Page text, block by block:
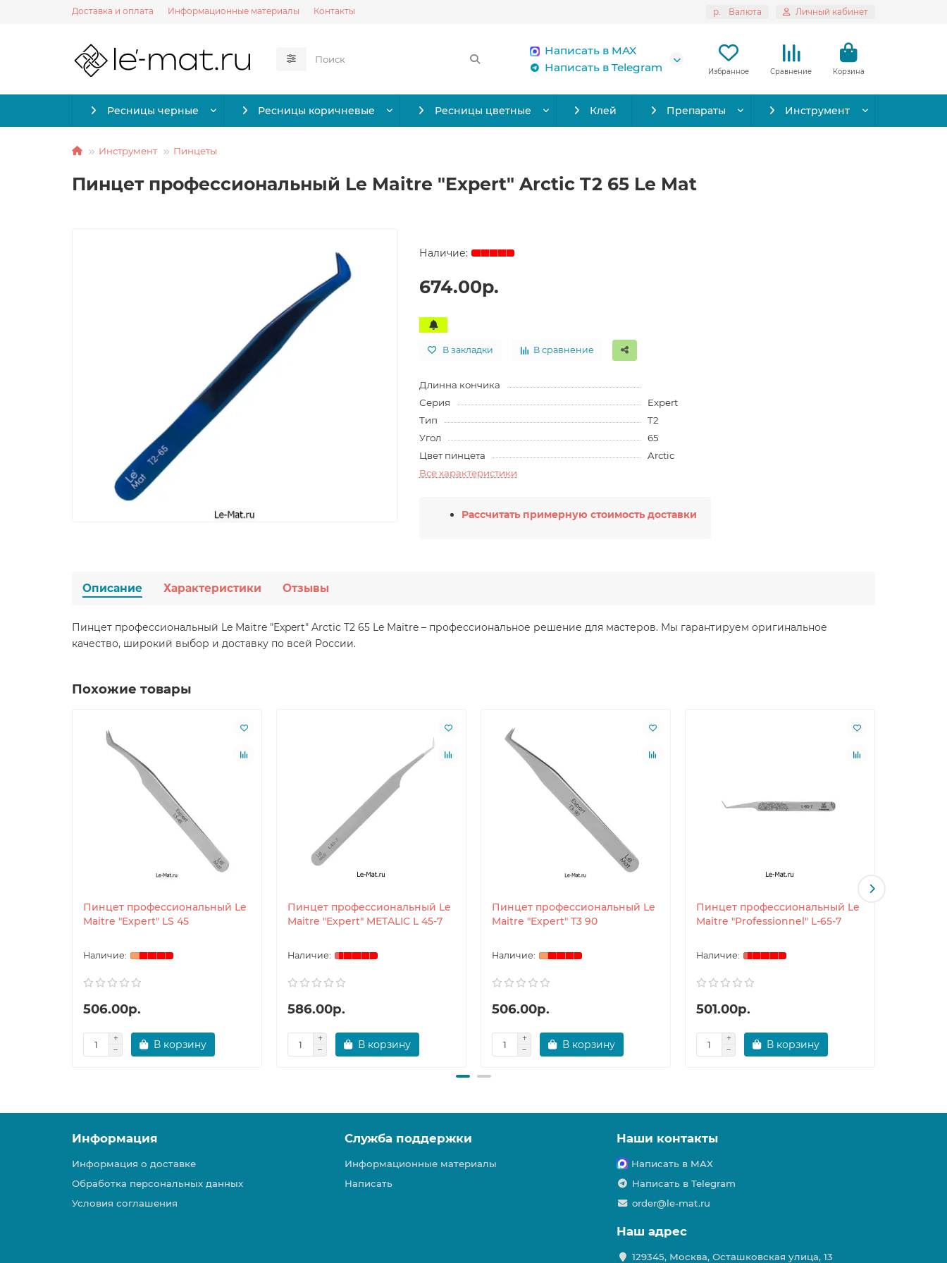
Доставка и оплата Информационные материалы Контакты р. Валюта Личный кабинет
Написать в MAX
Написать в Telegram
Избранное Сравнение Корзина
Ресницы черные Ресницы коричневые Ресницы цветные Клей Препараты Инструмент
Инструмент Пинцеты
Пинцет профессиональный Le Maitre "Expert" Arctic T2 65 Le Mat
674.00р.
В закладки В сравнение
Длинна кончика
Серия
Expert
Тип
T2
Угол
65
Цвет пинцета
Arctic
Все характеристики
Рассчитать примерную стоимость доставки
Описание Характеристики Отзывы
Пинцет профессиональный Le Maitre "Expert" Arctic T2 65 Le Maitre – профессиональное решение для мастеров. Мы гарантируем оригинальное
качество, широкий выбор и доставку по всей России.
Похожие товары
Пинцет профессиональный Le
Maitre "Expert" LS 45
506.00р.
В корзину
Пинцет профессиональный Le
Maitre "Expert" METALIC L 45-7
586.00р.
В корзину
Пинцет профессиональный Le
Maitre "Expert" T3 90
506.00р.
В корзину
Пинцет профессиональный Le
Maitre "Professionnel" L-65-7
501.00р.
В корзину
Информация
Информация о доставке
Обработка персональных данных
Условия соглашения
Служба поддержки
Информационные материалы
Написать
Наши контакты
Написать в MAX
Написать в Telegram
order@le-mat.ru
Наш адрес
129345, Москва, Осташковская улица, 13